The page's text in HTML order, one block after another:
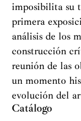
imposibilita su
primera
análisis de los
construcción
reunión de las
un momento
evolución del
Catálogo